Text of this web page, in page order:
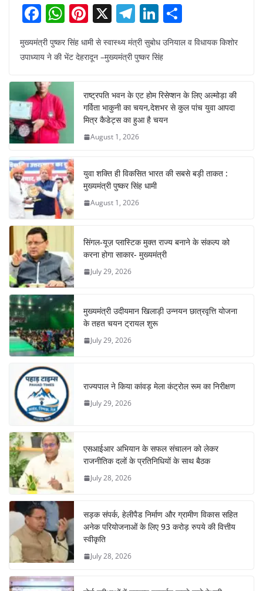
F
a
c
b
o
o
k
W
h
at
A
p
p
Pi
nt
er
e
st
X T
el
e
gr
a
m
Li
n
k
dI
n
ar
मुख्यमंत्री पुष्कर सिंह धामी से स्वास्थ्य मंत्री सुबोध उनियाल व विधायक किशोर
उपाध्याय ने की भेंट देहरादून –मुख्यमंत्री पुष्कर सिंह
राष्ट्रपति भवन के एट होम रिसेप्शन के लिए अल्मोड़ा की
गर्विता भाकुनी का चयन,देशभर से कुल पांच युवा आपदा
मित्र कैडेट्स का हुआ है चयन
August 1, 2026
युवा शक्ति ही विकसित भारत की सबसे बड़ी ताकत :
मुख्यमंत्री पुष्कर सिंह धामी
August 1, 2026
सिंगल-यूज़ प्लास्टिक मुक्त राज्य बनाने के संकल्प को
करना होगा साकार- मुख्यमंत्री
July 29, 2026
मुख्यमंत्री उदीयमान खिलाड़ी उन्नयन छात्रवृत्ति योजना
के तहत चयन ट्रायल शुरू
July 29, 2026
राज्यपाल ने किया कांवड़ मेला कंट्रोल रूम का निरीक्षण
July 29, 2026
एसआईआर अभियान के सफल संचालन को लेकर
राजनीतिक दलों के प्रतिनिधियों के साथ बैठक
July 28, 2026
सड़क संपर्क, हेलीपैड निर्माण और ग्रामीण विकास सहित
अनेक परियोजनाओं के लिए 93 करोड़ रुपये की वित्तीय
स्वीकृति
July 28, 2026